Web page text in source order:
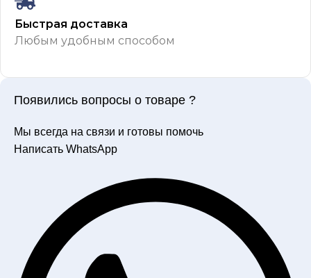
Быстрая доставка
Любым удобным способом
Появились вопросы о товаре ?
Мы всегда на связи и готовы помочь
Написать WhatsApp